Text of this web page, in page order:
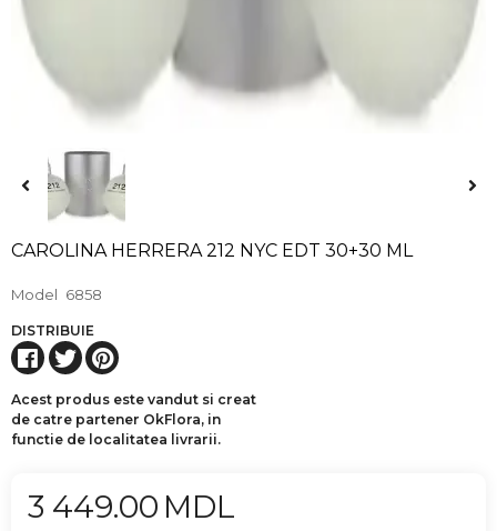
CAROLINA HERRERA 212 NYC EDT 30+30 ML
Model 6858
DISTRIBUIE
Acest produs este vandut si creat
de catre partener OkFlora, in
functie de localitatea livrarii.
3 449.00 MDL